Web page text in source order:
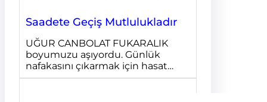
Saadete Geçiş Mutlulukladır
UĞUR CANBOLAT FUKARALIK
boyumuzu aşıyordu. Günlük
nafakasını çıkarmak için hasat…